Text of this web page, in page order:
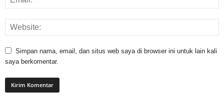
Simpan nama, email, dan situs web saya di browser ini untuk lain kali
saya berkomentar.